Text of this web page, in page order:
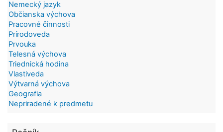
Nemecký jazyk
Občianska výchova
Pracovné činnosti
Prírodoveda
Prvouka
Telesná výchova
Triednická hodina
Vlastiveda
Výtvarná výchova
Geografia
Nepriradené k predmetu